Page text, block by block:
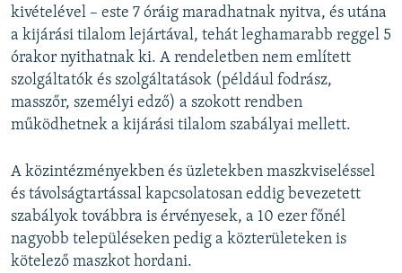
kivételével – este 7 óráig maradhatnak nyitva, és utána
a kijárási tilalom lejártával, tehát leghamarabb reggel 5
órakor nyithatnak ki. A rendeletben nem említett
szolgáltatók és szolgáltatások (például fodrász,
masszőr, személyi edző) a szokott rendben
működhetnek a kijárási tilalom szabályai mellett.
A közintézményekben és üzletekben maszkviseléssel
és távolságtartással kapcsolatosan eddig bevezetett
szabályok továbbra is érvényesek, a 10 ezer főnél
nagyobb településeken pedig a közterületeken is
kötelező maszkot hordani.